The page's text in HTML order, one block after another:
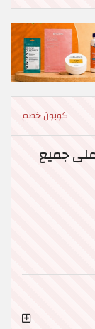
كوبون خصم
2026 | خصم 10% على جميع